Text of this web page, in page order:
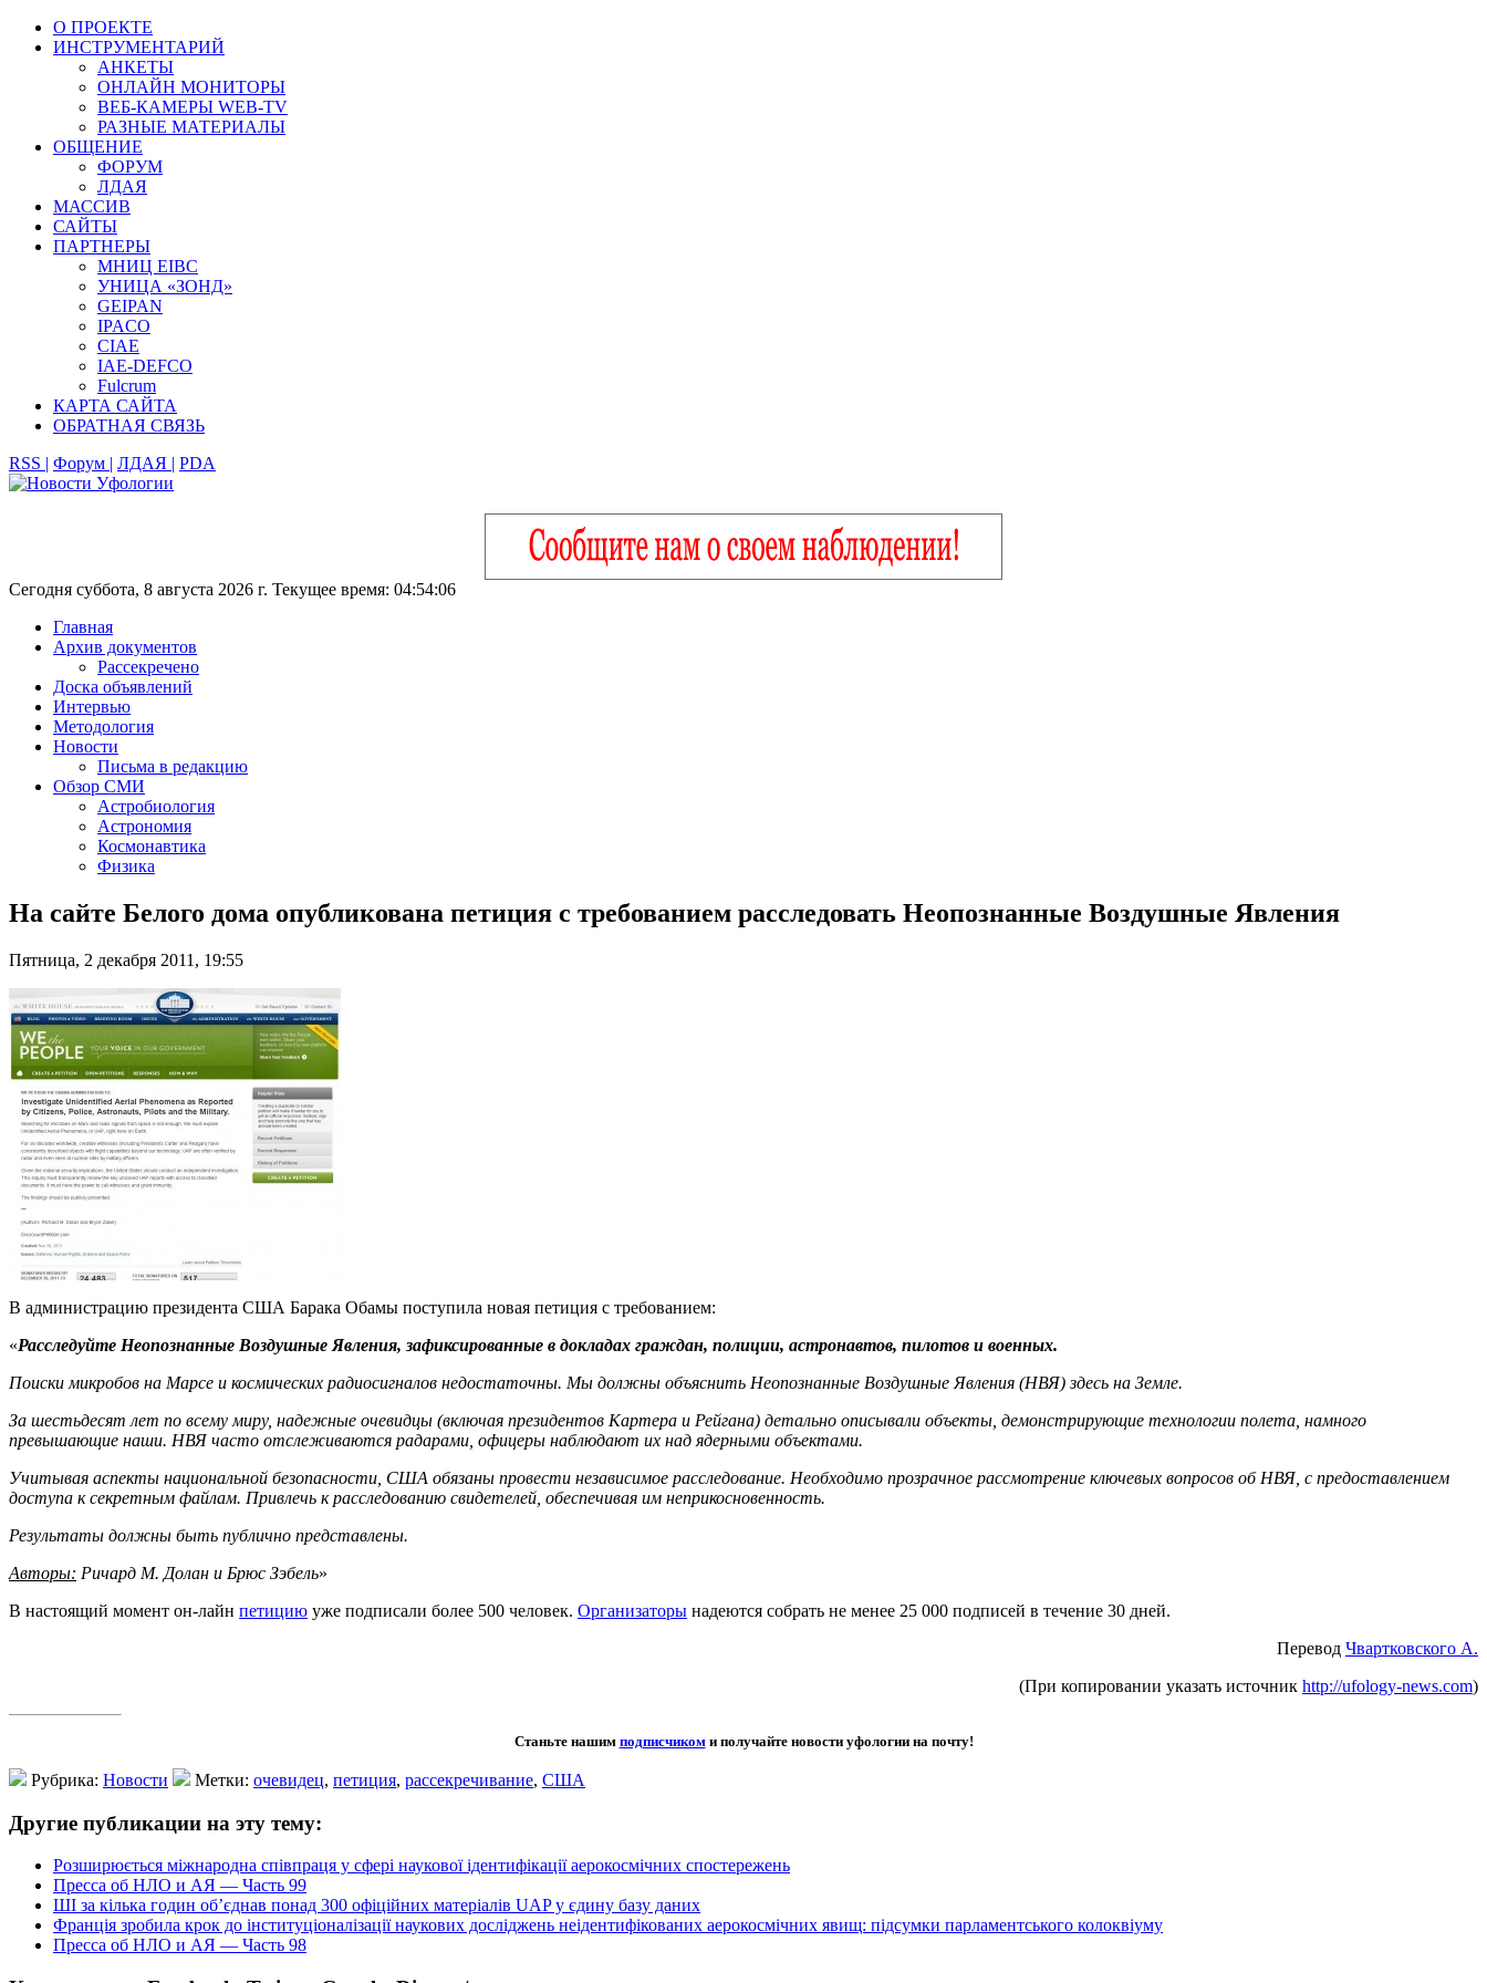
О ПРОЕКТЕ
ИНСТРУМЕНТАРИЙ
АНКЕТЫ
ОНЛАЙН МОНИТОРЫ
ВЕБ-КАМЕРЫ WEB-TV
РАЗНЫЕ МАТЕРИАЛЫ
ОБЩЕНИЕ
ФОРУМ
ЛДАЯ
МАССИВ
САЙТЫ
ПАРТНЕРЫ
МНИЦ EIBC
УНИЦА «ЗОНД»
GEIPAN
IPACO
CIAE
IAE-DEFCO
Fulcrum
КАРТА САЙТА
ОБРАТНАЯ СВЯЗЬ
RSS | Форум | ЛДАЯ | PDA
Сегодня суббота, 8 августа 2026 г. Текущее время: 04:54:07
Главная
Архив документов
Рассекречено
Доска объявлений
Интервью
Методология
Новости
Письма в редакцию
Обзор СМИ
Астробиология
Астрономия
Космонавтика
Физика
На сайте Белого дома опубликована петиция с требованием расследовать Неопознанные Воздушные Явления
Пятница, 2 декабря 2011, 19:55
В администрацию президента США Барака Обамы поступила новая петиция с требованием:
«Расследуйте Неопознанные Воздушные Явления, зафиксированные в докладах граждан, полиции, астронавтов, пилотов и военных.
Поиски микробов на Марсе и космических радиосигналов недостаточны. Мы должны объяснить Неопознанные Воздушные Явления (НВЯ) здесь на Земле.
За шестьдесят лет по всему миру, надежные очевидцы (включая президентов Картера и Рейгана) детально описывали объекты, демонстрирующие технологии полета, намного
превышающие наши. НВЯ часто отслеживаются радарами, офицеры наблюдают их над ядерными объектами.
Учитывая аспекты национальной безопасности, США обязаны провести независимое расследование. Необходимо прозрачное рассмотрение ключевых вопросов об НВЯ, с предоставлением
доступа к секретным файлам. Привлечь к расследованию свидетелей, обеспечивая им неприкосновенность.
Результаты должны быть публично представлены.
Авторы: Ричард М. Долан и Брюс Зэбель»
В настоящий момент он-лайн петицию уже подписали более 500 человек. Организаторы надеются собрать не менее 25 000 подписей в течение 30 дней.
Перевод Чвартковского А.
(При копировании указать источник http://ufology-news.com)
Станьте нашим подписчикоми получайте новости уфологии на почту!
Рубрика: Новости Метки: очевидец, петиция, рассекречивание, США
Другие публикации на эту тему:
Розширюється міжнародна співпраця у сфері наукової ідентифікації аерокосмічних спостережень
Пресса об НЛО и АЯ — Часть 99
ШІ за кілька годин об’єднав понад 300 офіційних матеріалів UAP у єдину базу даних
Франція зробила крок до інституціоналізації наукових досліджень неідентифікованих аерокосмічних явищ: підсумки парламентського колоквіуму
Пресса об НЛО и АЯ — Часть 98